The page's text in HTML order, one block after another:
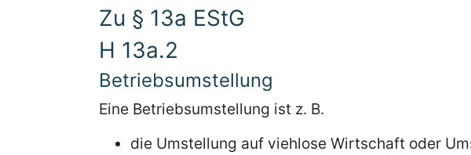
Zu § 13a EStG
H 13a.2
Betriebsumstellung
Eine Betriebsumstellung ist z. B.
die Umstellung auf viehlose Wirtschaft oder